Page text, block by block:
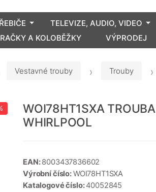
TELEVIZE, AUDIO, VIDEO
A KOLOBĚŽKY VÝPRODEJ
Vestavné trouby Trouby
WOI78HT1SXA
WHIRLPOOL
EAN:8003437836602
Výrobní číslo:WOI78HT1SXA
Katalogové číslo:40052845